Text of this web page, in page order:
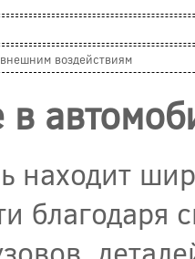
воздействиям
находит
благодаря